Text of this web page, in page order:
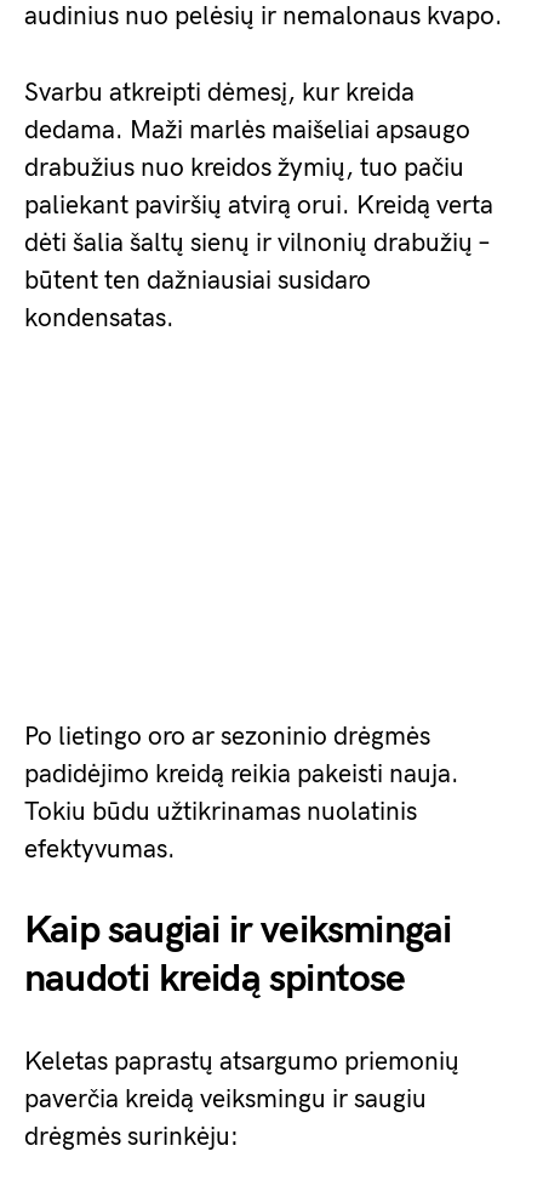
audinius nuo pelėsių ir nemalonaus kvapo.
Svarbu atkreipti dėmesį, kur kreida
dedama. Maži marlės maišeliai apsaugo
drabužius nuo kreidos žymių, tuo pačiu
paliekant paviršių atvirą orui. Kreidą verta
dėti šalia šaltų sienų ir vilnonių drabužių –
būtent ten dažniausiai susidaro
kondensatas.
Po lietingo oro ar sezoninio drėgmės
padidėjimo kreidą reikia pakeisti nauja.
Tokiu būdu užtikrinamas nuolatinis
efektyvumas.
Kaip saugiai ir veiksmingai
naudoti kreidą spintose
Keletas paprastų atsargumo priemonių
paverčia kreidą veiksmingu ir saugiu
drėgmės surinkėju: